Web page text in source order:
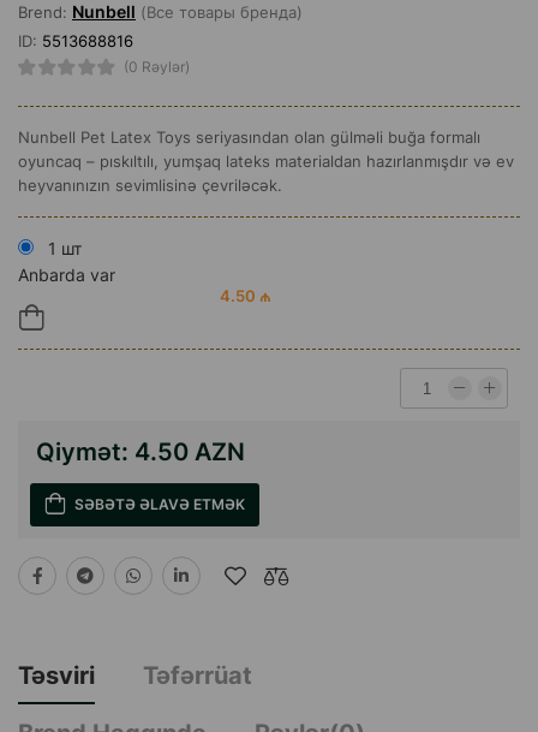
Brend: Nunbell (Все товары бренда)
ID: 5513688816
(0 Rəylər)
Nunbell Pet Latex Toys seriyasından olan gülməli buğa formalı
oyuncaq – pıskıltılı, yumşaq lateks materialdan hazırlanmışdır və ev
heyvanınızın sevimlisinə çevriləcək.
1 шт
Anbarda var
4.50 ₼
Qiymət: 4.50 AZN
SƏBƏTƏ ƏLAVƏ ETMƏK
Təsviri
Təfərrüat